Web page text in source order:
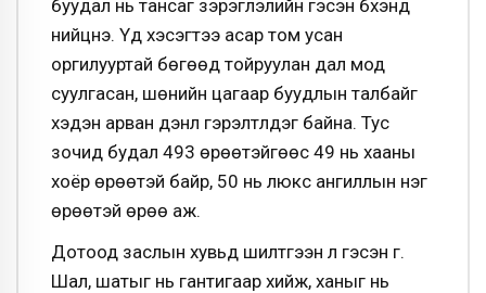
буудал нь тансаг зэрэглэлийн гэсэн бүхэнд
нийцнэ. Үүд хэсэгтээ асар том усан
оргилууртай бөгөөд тойруулан дал мод
суулгасан, шөнийн цагаар буудлын талбайг
хэдэн арван дэнлүү гэрэлтүүлдэг байна. Тус
зочид будал 493 өрөөтэйгөөс 49 нь хааны
хоёр өрөөтэй байр, 50 нь люкс ангиллын нэг
өрөөтэй өрөө аж.
Дотоод заслын хувьд шилтгээн л гэсэн үг.
Шал, шатыг нь гантигаар хийж, ханыг нь